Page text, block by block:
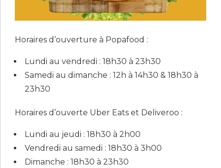
Horaires d’ouverture à Popafood :
Lundi au vendredi : 18h30 à 23h30
Samedi au dimanche : 12h à 14h30 & 18h30 à
23h30
Horaires d’ouverte Uber Eats et Deliveroo :
Lundi au jeudi : 18h30 à 2h00
Vendredi au samedi : 18h30 à 3h00
Dimanche : 18h30 à 23h30